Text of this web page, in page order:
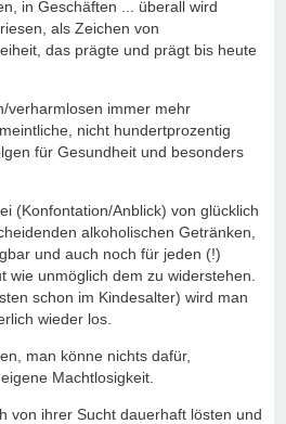
in Geschäften ... überall wird
als Zeichen von
das prägte und prägt bis heute
verharmlosen immer mehr
nicht hundertprozentig
für Gesundheit und besonders
(Konfontation/Anblick) von glücklich
alkoholischen Getränken,
und auch noch für jeden (!)
wie unmöglich dem zu widerstehen.
schon im Kindesalter) wird man
wieder los.
man könne nichts dafür,
Machtlosigkeit.
von ihrer Sucht dauerhaft lösten und